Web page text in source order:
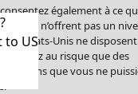
to US
également à ce
Unis n’offrent pas un
Les États-Unis ne
au risque que des
sans que vous ne